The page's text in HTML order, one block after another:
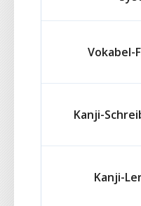
Vokabel-
Kanji-
Kanji-